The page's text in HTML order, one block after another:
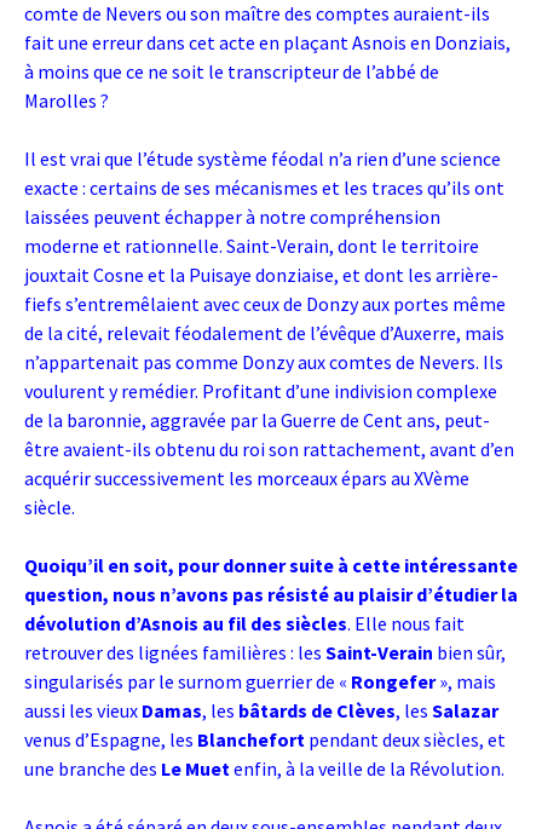
comte de Nevers ou son maître des comptes auraient-ils
fait une erreur dans cet acte en plaçant Asnois en Donziais,
à moins que ce ne soit le transcripteur de l’abbé de
Marolles ?
Il est vrai que l’étude système féodal n’a rien d’une science
exacte : certains de ses mécanismes et les traces qu’ils ont
laissées peuvent échapper à notre compréhension
moderne et rationnelle. Saint-Verain, dont le territoire
jouxtait Cosne et la Puisaye donziaise, et dont les arrière-
fiefs s’entremêlaient avec ceux de Donzy aux portes même
de la cité, relevait féodalement de l’évêque d’Auxerre, mais
n’appartenait pas comme Donzy aux comtes de Nevers. Ils
voulurent y remédier. Profitant d’une indivision complexe
de la baronnie, aggravée par la Guerre de Cent ans, peut-
être avaient-ils obtenu du roi son rattachement, avant d’en
acquérir successivement les morceaux épars au XVème
siècle.
Quoiqu’il en soit, pour donner suite à cette intéressante
question, nous n’avons pas résisté au plaisir d’étudier la
dévolution d’Asnois au fil des siècles. Elle nous fait
retrouver des lignées familières : les Saint-Verain bien sûr,
singularisés par le surnom guerrier de « Rongefer», mais
aussi les vieux Damas, les bâtards de Clèves, les Salazar
venus d’Espagne, les Blanchefort pendant deux siècles, et
une branche des Le Muetenfin, à la veille de la Révolution.